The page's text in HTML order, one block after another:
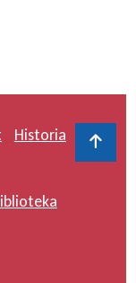
Historia
Do